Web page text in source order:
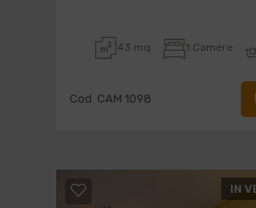
43 mq 1 Camere
Cod. CAM 1098
IN